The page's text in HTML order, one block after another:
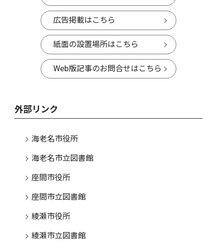
広告掲載はこちら
紙面の設置場所はこちら
Web版記事のお問合せはこちら
外部リンク
海老名市役所
海老名市立図書館
座間市役所
座間市立図書館
綾瀬市役所
綾瀬市立図書館